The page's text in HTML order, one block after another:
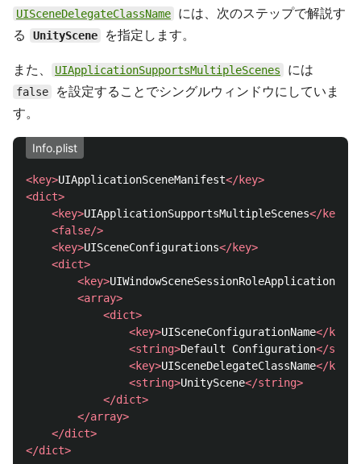
UISceneDelegateClassName
には、次のステップで解説す
る
UnityScene を指定します。
また、 UIApplicationSupportsMultipleScenes には
false
を設定することでシングルウィンドウにしていま
す。
Info.plist
<key>UIApplicationSceneManifest</key>
<dict>
<key>UIApplicationSupportsMultipleScenes</key>
<false/>
<key>UISceneConfigurations</key>
<dict>
<key>UIWindowSceneSessionRoleApplication
<array>
<dict>
<key>UISceneConfigurationName</key>
<string>Default Configuration</
<key>UISceneDelegateClassName</key>
<string>UnityScene</string>
</dict>
</array>
</dict>
</dict>